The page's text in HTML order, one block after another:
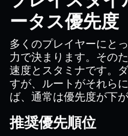
ータス優先度
多くのプレイヤーにと
力で決まります。その
速度とスタミナです。
すが、ルートがそれら
ば、通常は優先度が下が
推奨優先順位